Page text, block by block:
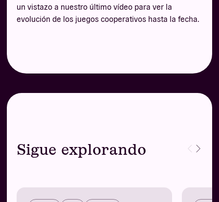
un vistazo a nuestro último vídeo para ver la
evolución de los juegos cooperativos hasta la fecha.
Sigue explorando